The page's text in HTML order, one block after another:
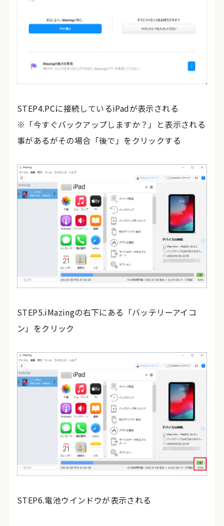
STEP4.PCに接続しているiPadが表示される
※「今すぐバックアップしますか？」と表示される
事があるがその場合「後で」をクリックする
STEP5.iMazingの右下にある「バッテリーアイコ
ン」をクリック
STEP6.電池ウインドウが表示される